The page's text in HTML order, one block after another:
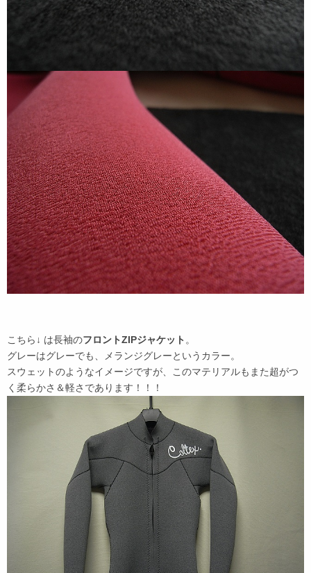
こちら↓ は長袖のフロントZIPジャケット。
グレーはグレーでも、メランジグレーというカラー。
スウェットのようなイメージですが、このマテリアルもまた超がつ
く柔らかさ＆軽さであります！！！